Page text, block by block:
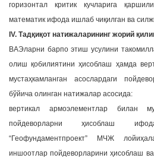
горизонтал критик кучларига
математик ифода ишлаб чиқилган ва
IV. Тадқиқот натижаларининг жорий
ВАЭларни барпо этиш усулини
олиш қобилиятини ҳисоблаш ҳамда
мустаҳкамланган асослардаги
бўйича олинган натижалар асосида:
вертикал армоэлементлар билан
пойдеворларни ҳисоблаш
“Геофундаментпроект” МЧЖ
иншоотлар пойдеворларини ҳисоблаш